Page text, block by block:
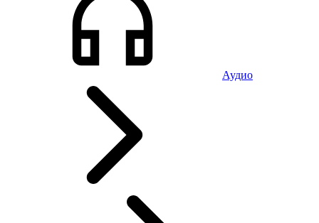
Аудио